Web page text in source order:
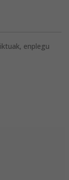
enplegu